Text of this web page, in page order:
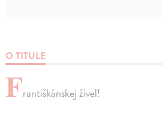
O TITULE
Františkánskej živel!